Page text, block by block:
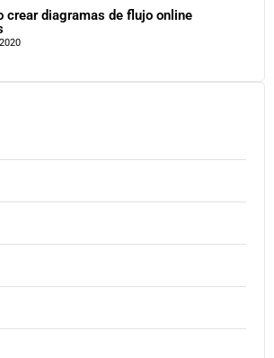
crear diagramas de flujo online